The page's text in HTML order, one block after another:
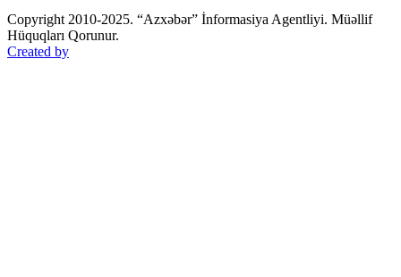
Copyright 2010-2025. “Azxəbər” İnformasiya Agentliyi. Müəllif
Hüquqları Qorunur.
Created by